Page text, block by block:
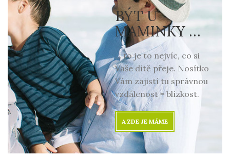
BÝT U
MAMINKY …
… to je to nejvíc, co si
Vaše dítě přeje. Nosítko
Vám zajistí tu správnou
vzdálenost = blízkost.
A ZDE JE MÁME